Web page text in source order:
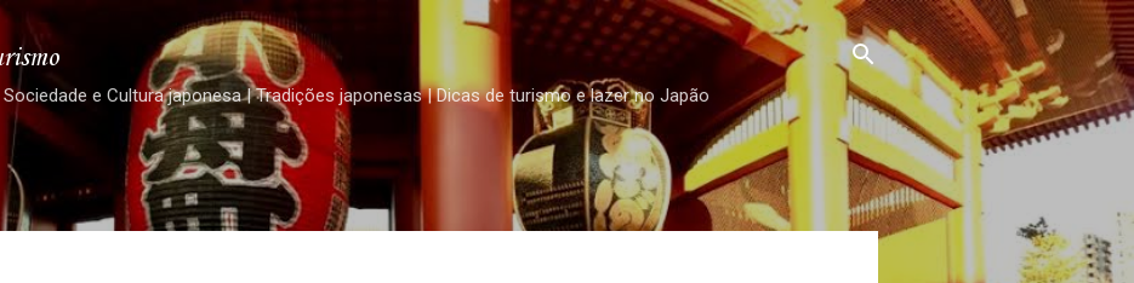
Pular para o conteúdo principal
e Cultura japonesa | Tradições japonesas | Dicas de turismo e lazer no Japão